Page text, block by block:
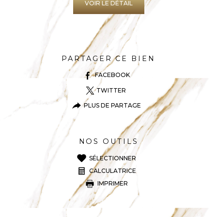
VOIR LE DÉTAIL
PARTAGER CE BIEN
FACEBOOK
TWITTER
PLUS DE PARTAGE
NOS OUTILS
SÉLECTIONNER
CALCULATRICE
IMPRIMER